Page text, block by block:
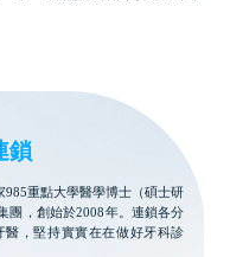
鎖
重點大學醫學博士（碩士研
團，創始於2008年。連鎖各分
，堅持實實在在做好牙科診